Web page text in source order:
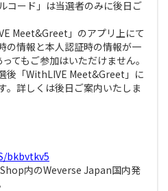
コード」は当選者のみに後日ご
Meet&Greet」のアプリ上にて
の情報と本人認証時の情報が一
てもご参加はいただけません。
後「WithLIVE Meet&Greet」に
。詳しくは後日ご案内いたしま
bkbvtkv5
内のWeverse Japan国内発